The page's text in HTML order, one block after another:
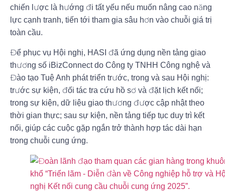
chiến lược là hướng đi tất yếu nếu muốn nâng cao năng
lực cạnh tranh, tiến tới tham gia sâu hơn vào chuỗi giá trị
toàn cầu.
Để phục vụ Hội nghị, HASI đã ứng dụng nền tảng giao
thương số iBizConnect do Công ty TNHH Công nghệ và
Đào tạo Tuệ Anh phát triển trước, trong và sau Hội nghị:
trước sự kiện, đối tác tra cứu hồ sơ và đặt lịch kết nối;
trong sự kiện, dữ liệu giao thương được cập nhật theo
thời gian thực; sau sự kiện, nền tảng tiếp tục duy trì kết
nối, giúp các cuộc gặp ngắn trở thành hợp tác dài hạn
trong chuỗi cung ứng.